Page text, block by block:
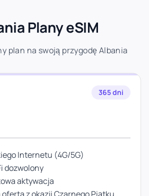
Plany eSIM
plan na swoją przygodę Albania
365 dni
Internetu (4G/5G)
dozwolony
aktywacja